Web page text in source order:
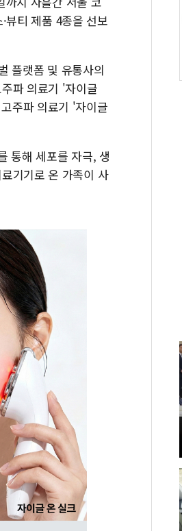
뷰티 제품 4종을 선보
플랫폼 및 유통사의
파 의료기 '자이글
주파 의료기 '자이글
통해 세포를 자극, 생
기기로 온 가족이 사